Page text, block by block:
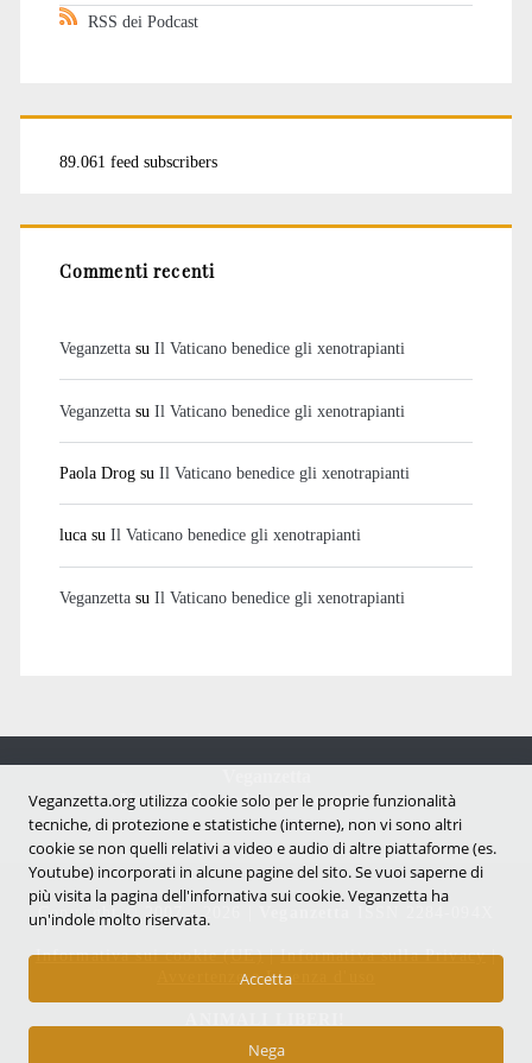
RSS dei Podcast
89.061 feed subscribers
Commenti recenti
Veganzettasu Il Vaticano benedice gli xenotrapianti
Veganzettasu Il Vaticano benedice gli xenotrapianti
Paola Drogsu Il Vaticano benedice gli xenotrapianti
lucasu Il Vaticano benedice gli xenotrapianti
Veganzettasu Il Vaticano benedice gli xenotrapianti
Notizie dal mondo vegan e antispecista
Copyright © 2007 - 2026 |
Informativa sui cookie (UE)|Informativa sulla Privacy|
Avvertenze e Licenza d'uso
Veganzetta.org utilizza cookie solo per le proprie funzionalità
tecniche, di protezione e statistiche (interne), non vi sono altri
cookie se non quelli relativi a video e audio di altre piattaforme (es.
Youtube) incorporati in alcune pagine del sito. Se vuoi saperne di
più visita la pagina dell'infornativa sui cookie. Veganzetta ha
un'indole molto riservata.
Accetta
Nega